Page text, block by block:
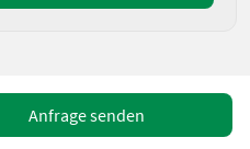
Anfrage senden